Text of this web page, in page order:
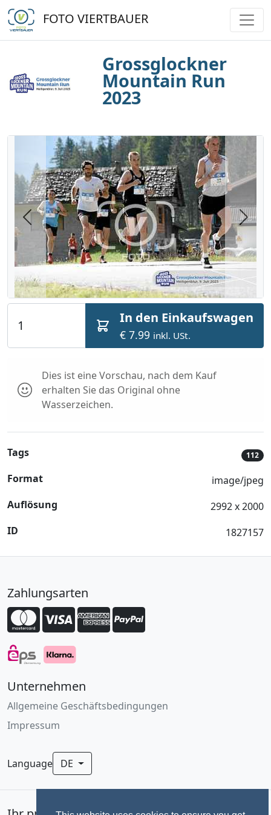
FOTO VIERTBAUER
Grossglockner
Mountain Run
2023
Previous Next
In den Einkaufswagen
€ 7.99 inkl. USt.
Dies ist eine Vorschau, nach dem Kauf
erhalten Sie das Original ohne
Wasserzeichen.
Tags 112
Format
image/jpeg
Auflösung
2992 x 2000
ID
1827157
Zahlungsarten
Unternehmen
Allgemeine Geschäftsbedingungen
Impressum
Language DE